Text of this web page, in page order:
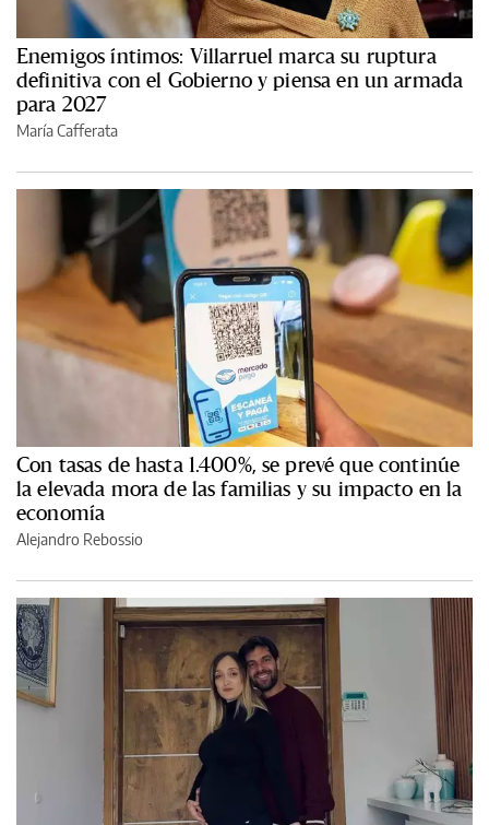
Enemigos íntimos: Villarruel marca su ruptura
definitiva con el Gobierno y piensa en un armada
para 2027
María Cafferata
Con tasas de hasta 1.400%, se prevé que continúe
la elevada mora de las familias y su impacto en la
economía
Alejandro Rebossio